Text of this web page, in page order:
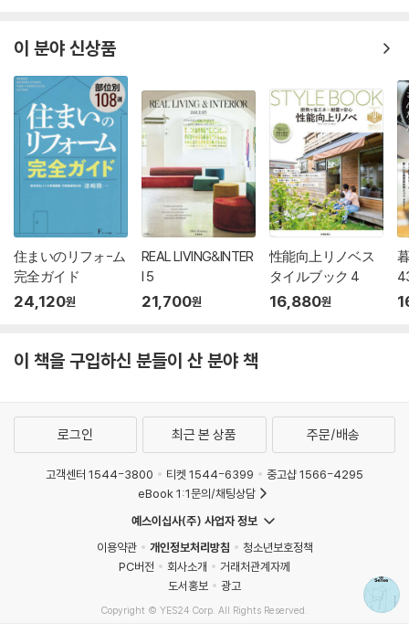
이 분야 신상품
住まいのリフォ-ム
完全ガイド
24,120원
REAL LIVING&INTER
I 5
21,700원
性能向上リノベス
タイルブック 4
16,880원
이 책을 구입하신 분들이 산 분야 책
로그인 최근 본 상품 주문/배송
고객센터 1544-3800 티켓 1544-6399
중고샵 1566-4295
eBook 1:1문의/채팅상담
예스이십사(주) 사업자 정보
이용약관
개인정보처리방침
청소년보호정책
PC버전
회사소개
거래처관계자께
도서홍보
광고
Copyright © YES24 Corp. All Rights Reserved.